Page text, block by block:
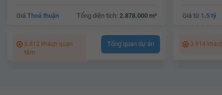
Giá Thoả thuận Tổng diện tích: 2.878.000 m²
8.812 khách quan
tâm
Tổng quan dự án
Giá từ 1.5 tỷ
3.914